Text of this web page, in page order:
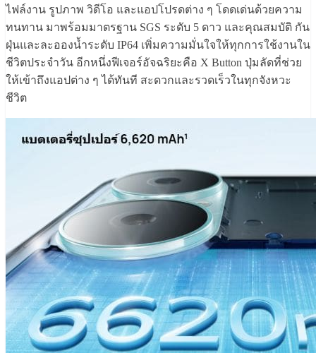
ไฟล์งาน รูปภาพ วิดีโอ และแอปโปรดต่าง ๆ โดดเด่นด้วยความ
ทนทาน มาพร้อมมาตรฐาน SGS ระดับ 5 ดาว และคุณสมบัติ กัน
ฝุ่นและละอองน้ำระดับ IP64 เพิ่มความมั่นใจให้ทุกการใช้งานใน
ชีวิตประจำวัน อีกหนึ่งฟีเจอร์อัจฉริยะคือ X Button ปุ่มลัดที่ช่วย
ให้เข้าถึงแอปต่าง ๆ ได้ทันที สะดวกและรวดเร็วในทุกจังหวะ
ชีวิต